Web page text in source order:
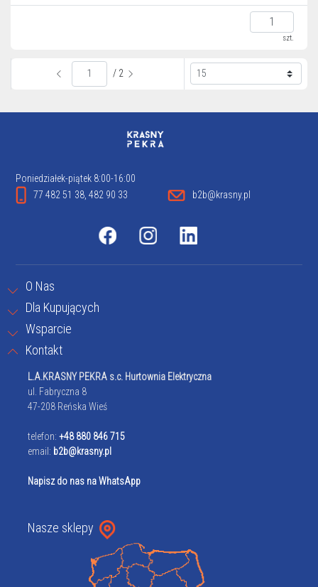
szt.
/ 2
Poniedziałek-piątek 8:00-16:00
77 482 51 38, 482 90 33
b2b@krasny.pl
O Nas
Dla Kupujących
Wsparcie
Kontakt
L.A.KRASNY PEKRA s.c. Hurtownia Elektryczna
ul. Fabryczna 8
47-208 Reńska Wieś
telefon: +48 880 846 715
email: b2b@krasny.pl
Napisz do nas na WhatsApp
Nasze sklepy